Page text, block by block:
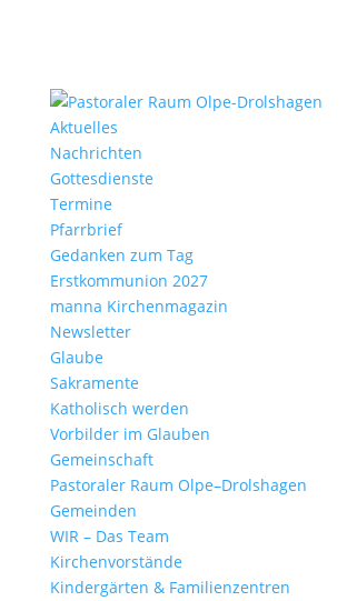
Aktu­elles
Nach­richten
Gottes­dienste
Termine
Pfarr­brief
Gedanken zum Tag
Erst­kom­mu­nion 2027
manna Kirchen­ma­gazin
News­letter
Glaube
Sakra­mente
Katho­lisch werden
Vorbilder im Glauben
Gemein­schaft
Pasto­raler Raum Olpe–Drolshagen
Gemeinden
WIR – Das Team
Kirchen­vor­stände
Kinder­gärten & Familienzentren